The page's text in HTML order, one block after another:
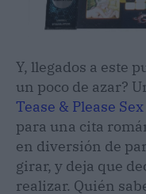
Y, llegados a este
un poco de azar?
Tease & Please
para una cita
en diversión de
girar, y deja que
realizar. Quién